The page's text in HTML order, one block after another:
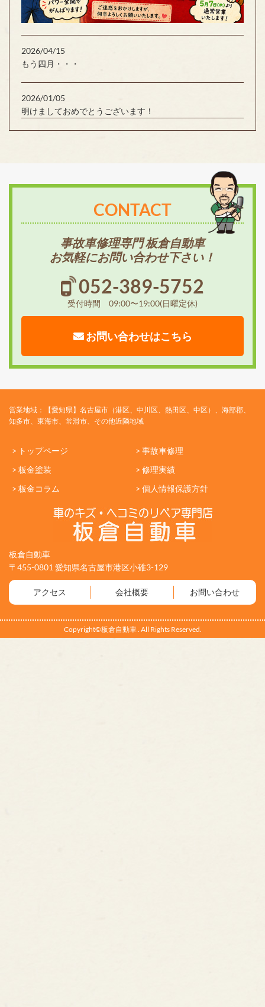
2026/04/15
もう四月・・・
2026/01/05
明けましておめでとうございます！
CONTACT
事故車修理専門 板倉自動車
お気軽にお問い合わせ下さい！
052-389-5752
受付時間 09:00〜19:00(日曜定休)
お問い合わせはこちら
営業地域：【愛知県】名古屋市（港区、中川区、熱田区、中区）、海部郡、
知多市、東海市、常滑市、その他近隣地域
> トップページ
> 事故車修理
> 板金塗装
> 修理実績
> 板金コラム
> 個人情報保護方針
板倉自動車
〒455-0801 愛知県名古屋市港区小碓3-129
アクセス 会社概要 お問い合わせ
Copyright©板倉自動車 . All Rights Reserved.